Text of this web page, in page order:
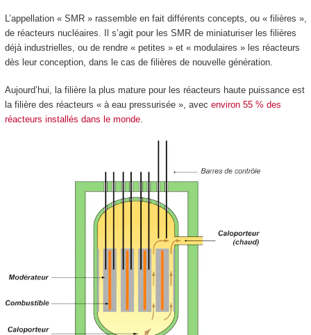
L’appellation « SMR » rassemble en fait différents concepts, ou « filières »,
de réacteurs nucléaires. Il s’agit pour les SMR de miniaturiser les filières
déjà industrielles, ou de rendre « petites » et « modulaires » les réacteurs
dès leur conception, dans le cas de filières de nouvelle génération.
Aujourd’hui, la filière la plus mature pour les réacteurs haute puissance est
la filière des réacteurs « à eau pressurisée », avec environ 55 % des
réacteurs installés dans le monde.